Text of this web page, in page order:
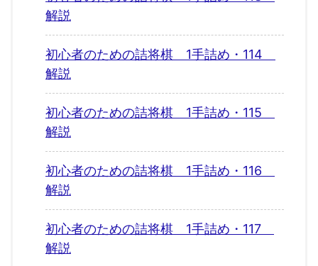
解説
初心者のための詰将棋 1手詰め・114
解説
初心者のための詰将棋 1手詰め・115
解説
初心者のための詰将棋 1手詰め・116
解説
初心者のための詰将棋 1手詰め・117
解説